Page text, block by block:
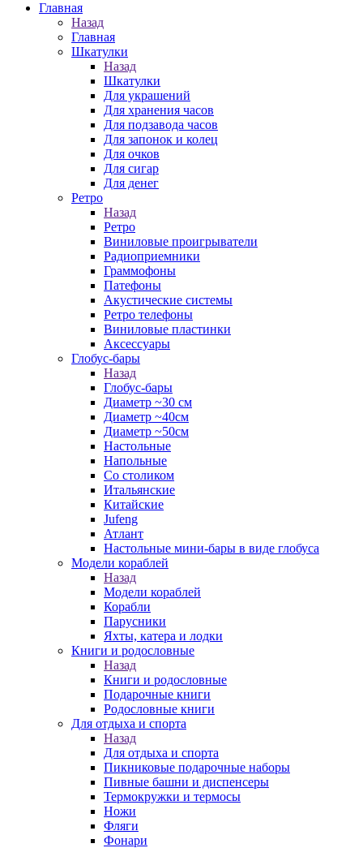
Главная
Назад
Главная
Шкатулки
Назад
Шкатулки
Для украшений
Для хранения часов
Для подзавода часов
Для запонок и колец
Для очков
Для сигар
Для денег
Ретро
Назад
Ретро
Виниловые проигрыватели
Радиоприемники
Граммофоны
Патефоны
Акустические системы
Ретро телефоны
Виниловые пластинки
Аксессуары
Глобус-бары
Назад
Глобус-бары
Диаметр ~30 см
Диаметр ~40см
Диаметр ~50см
Настольные
Напольные
Со столиком
Итальянские
Китайские
Jufeng
Атлант
Настольные мини-бары в виде глобуса
Модели кораблей
Назад
Модели кораблей
Корабли
Парусники
Яхты, катера и лодки
Книги и родословные
Назад
Книги и родословные
Подарочные книги
Родословные книги
Для отдыха и спорта
Назад
Для отдыха и спорта
Пикниковые подарочные наборы
Пивные башни и диспенсеры
Термокружки и термосы
Ножи
Фляги
Фонари